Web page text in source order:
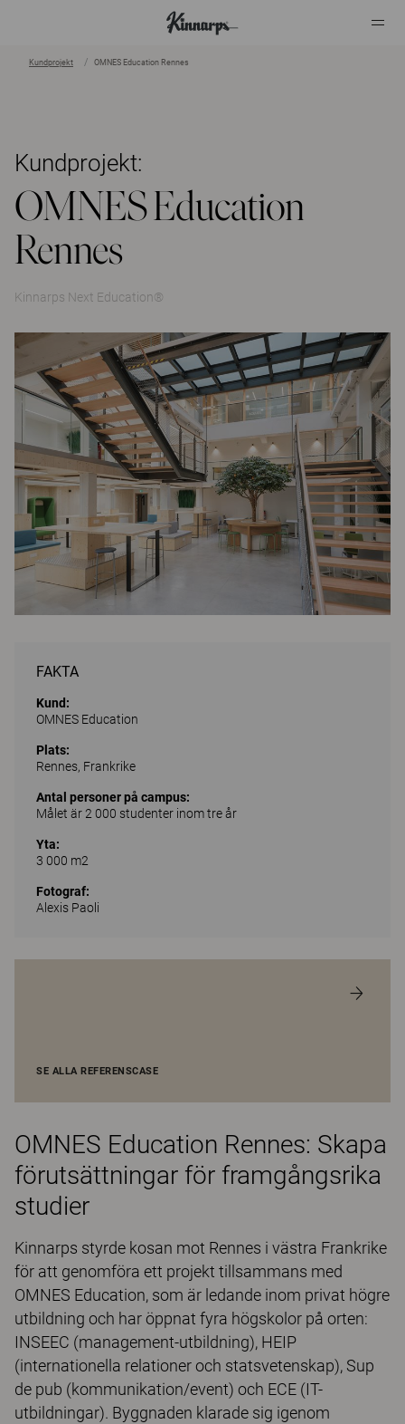
Kundprojekt OMNES Education Rennes
Kundprojekt:
OMNES Education
Rennes
Kinnarps Next Education®
FAKTA
Kund:
OMNES Education
Plats:
Rennes, Frankrike
Antal personer på campus:
Målet är 2 000 studenter inom tre år
Yta:
3 000 m2
Fotograf:
Alexis Paoli
SE ALLA REFERENSCASE
OMNES Education Rennes: Skapa
förutsättningar för framgångsrika
studier
Kinnarps styrde kosan mot Rennes i västra Frankrike
för att genomföra ett projekt tillsammans med
OMNES Education, som är ledande inom privat högre
utbildning och har öppnat fyra högskolor på orten:
INSEEC (management-utbildning), HEIP
(internationella relationer och statsvetenskap), Sup
de pub (kommunikation/event) och ECE (IT-
utbildningar). Byggnaden klarade sig igenom